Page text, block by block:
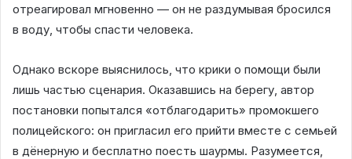
отреагировал мгновенно — он не раздумывая бросился
в воду, чтобы спасти человека.
Однако вскоре выяснилось, что крики о помощи были
лишь частью сценария. Оказавшись на берегу, автор
постановки попытался «отблагодарить» промокшего
полицейского: он пригласил его прийти вместе с семьей
в дёнерную и бесплатно поесть шаурмы. Разумеется,